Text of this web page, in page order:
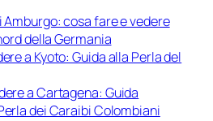
cosa fare e vedere
della Germania
a Kyoto: Guida alla Perla del
a Cartagena: Guida
dei Caraibi Colombiani